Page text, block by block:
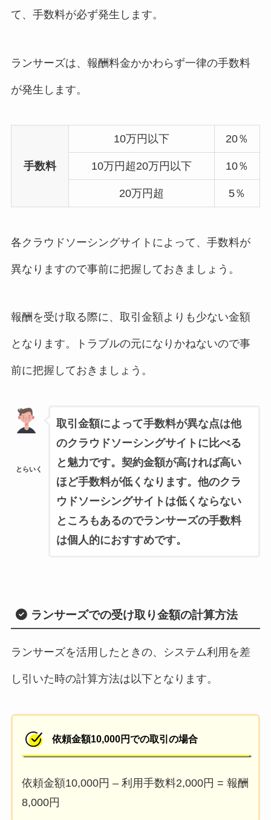
て、手数料が必ず発生します。
ランサーズは、報酬料金かかわらず一律の手数料
が発生します。
手数料
10万円以下 20％
10万円超20万円以下 10％
20万円超 5％
各クラウドソーシングサイトによって、手数料が
異なりますので事前に把握しておきましょう。
報酬を受け取る際に、取引金額よりも少ない金額
となります。トラブルの元になりかねないので事
前に把握しておきましょう。
とらいく
取引金額によって手数料が異な点は他
のクラウドソーシングサイトに比べる
と魅力です。契約金額が高ければ高い
ほど手数料が低くなります。他のクラ
ウドソーシングサイトは低くならない
ところもあるのでランサーズの手数料
は個人的におすすめです。
ランサーズでの受け取り金額の計算方法
ランサーズを活用したときの、システム利用を差
し引いた時の計算方法は以下となります。
依頼金額10,000円での取引の場合
依頼金額10,000円 – 利用手数料2,000円 = 報酬
8,000円